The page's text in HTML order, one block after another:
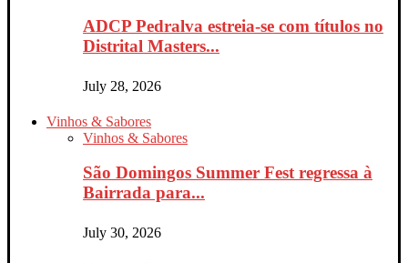
ADCP Pedralva estreia-se com títulos no
Distrital Masters...
July 28, 2026
Vinhos & Sabores
Vinhos & Sabores
São Domingos Summer Fest regressa à
Bairrada para...
July 30, 2026